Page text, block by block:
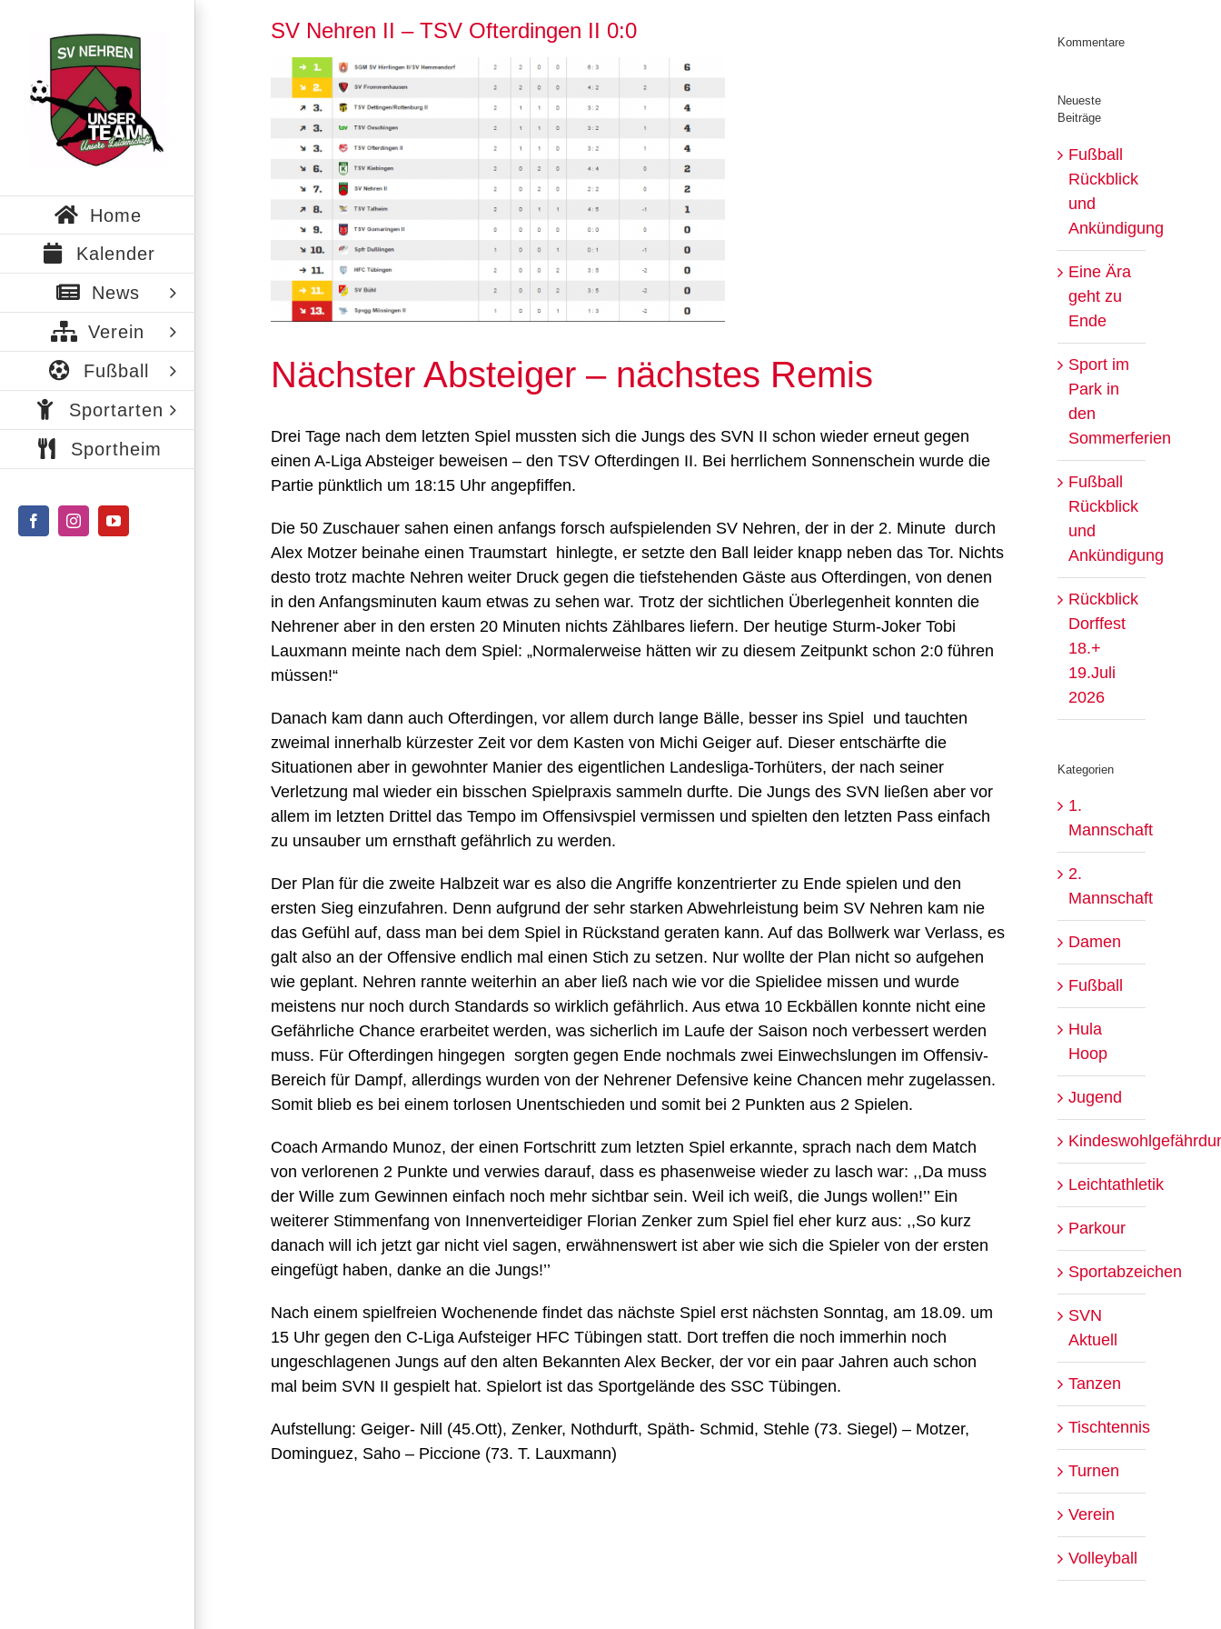
springen
Home
Kalender
News
Verein
Fußball
Sportarten
Sportheim
FacebookInstagramYouTube
SV Nehren II – TSV Ofterdingen II 0:0
Zeige
grösseres
Nächster Absteiger – nächstes Remis
Drei Tage nach dem letzten Spiel mussten sich die Jungs des SVN II schon wieder erneut gegen
einen A-Liga Absteiger beweisen – den TSV Ofterdingen II. Bei herrlichem Sonnenschein wurde die
Partie pünktlich um 18:15 Uhr angepfiffen.
Die 50 Zuschauer sahen einen anfangs forsch aufspielenden SV Nehren, der in der 2. Minute durch
Alex Motzer beinahe einen Traumstart hinlegte, er setzte den Ball leider knapp neben das Tor. Nichts
desto trotz machte Nehren weiter Druck gegen die tiefstehenden Gäste aus Ofterdingen, von denen
in den Anfangsminuten kaum etwas zu sehen war. Trotz der sichtlichen Überlegenheit konnten die
Nehrener aber in den ersten 20 Minuten nichts Zählbares liefern. Der heutige Sturm-Joker Tobi
Lauxmann meinte nach dem Spiel: „Normalerweise hätten wir zu diesem Zeitpunkt schon 2:0 führen
müssen!“
Danach kam dann auch Ofterdingen, vor allem durch lange Bälle, besser ins Spiel und tauchten
zweimal innerhalb kürzester Zeit vor dem Kasten von Michi Geiger auf. Dieser entschärfte die
Situationen aber in gewohnter Manier des eigentlichen Landesliga-Torhüters, der nach seiner
Verletzung mal wieder ein bisschen Spielpraxis sammeln durfte. Die Jungs des SVN ließen aber vor
allem im letzten Drittel das Tempo im Offensivspiel vermissen und spielten den letzten Pass einfach
zu unsauber um ernsthaft gefährlich zu werden.
Der Plan für die zweite Halbzeit war es also die Angriffe konzentrierter zu Ende spielen und den
ersten Sieg einzufahren. Denn aufgrund der sehr starken Abwehrleistung beim SV Nehren kam nie
das Gefühl auf, dass man bei dem Spiel in Rückstand geraten kann. Auf das Bollwerk war Verlass, es
galt also an der Offensive endlich mal einen Stich zu setzen. Nur wollte der Plan nicht so aufgehen
wie geplant. Nehren rannte weiterhin an aber ließ nach wie vor die Spielidee missen und wurde
meistens nur noch durch Standards so wirklich gefährlich. Aus etwa 10 Eckbällen konnte nicht eine
Gefährliche Chance erarbeitet werden, was sicherlich im Laufe der Saison noch verbessert werden
muss. Für Ofterdingen hingegen sorgten gegen Ende nochmals zwei Einwechslungen im Offensiv-
Bereich für Dampf, allerdings wurden von der Nehrener Defensive keine Chancen mehr zugelassen.
Somit blieb es bei einem torlosen Unentschieden und somit bei 2 Punkten aus 2 Spielen.
Coach Armando Munoz, der einen Fortschritt zum letzten Spiel erkannte, sprach nach dem Match
von verlorenen 2 Punkte und verwies darauf, dass es phasenweise wieder zu lasch war: ,,Da muss
der Wille zum Gewinnen einfach noch mehr sichtbar sein. Weil ich weiß, die Jungs wollen!’’ Ein
weiterer Stimmenfang von Innenverteidiger Florian Zenker zum Spiel fiel eher kurz aus: ,,So kurz
danach will ich jetzt gar nicht viel sagen, erwähnenswert ist aber wie sich die Spieler von der ersten
eingefügt haben, danke an die Jungs!’’
Nach einem spielfreien Wochenende findet das nächste Spiel erst nächsten Sonntag, am 18.09. um
15 Uhr gegen den C-Liga Aufsteiger HFC Tübingen statt. Dort treffen die noch immerhin noch
ungeschlagenen Jungs auf den alten Bekannten Alex Becker, der vor ein paar Jahren auch schon
mal beim SVN II gespielt hat. Spielort ist das Sportgelände des SSC Tübingen.
Aufstellung: Geiger- Nill (45.Ott), Zenker, Nothdurft, Späth- Schmid, Stehle (73. Siegel) – Motzer,
Dominguez, Saho – Piccione (73. T. Lauxmann)
Kommentare
Neueste
Beiträge
Fußball
Rückblick
und
Ankündigung
Eine Ära
geht zu
Ende
Sport im
Park in
den
Sommerferien
Fußball
Rückblick
und
Ankündigung
Rückblick
Dorffest
18.+
19.Juli
2026
Kategorien
1.
Mannschaft
2.
Mannschaft
Damen
Fußball
Hula
Hoop
Jugend
Leichtathletik
Parkour
Sportabzeichen
SVN
Aktuell
Tanzen
Tischtennis
Turnen
Verein
Volleyball